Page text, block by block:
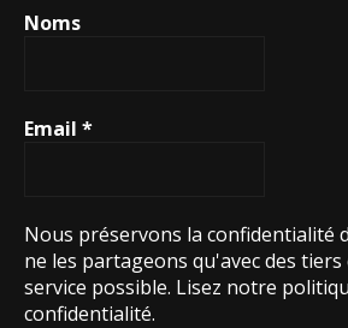
Noms
Email *
Nous préservons la confidentialité
ne les partageons qu'avec des
service possible. Lisez notre
confidentialité.